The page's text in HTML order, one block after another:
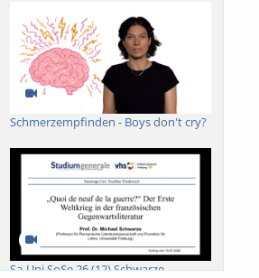
Schmerzempfinden - Boys don't cry?
Sa-Uni SoSe 26 (12) Schwarze